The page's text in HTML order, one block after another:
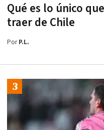
Qué es lo único
traer de Chile
PorP.L.